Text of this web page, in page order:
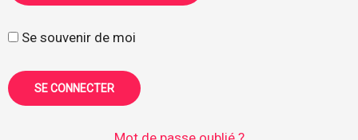
Se souvenir de moi